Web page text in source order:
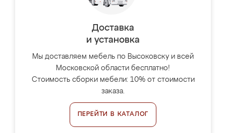
Доставка
и установка
Мы доставляем мебель по Высоковску и всей
Московской области бесплатно!
Стоимость сборки мебели: 10% от стоимости
заказа.
ПЕРЕЙТИ В КАТАЛОГ